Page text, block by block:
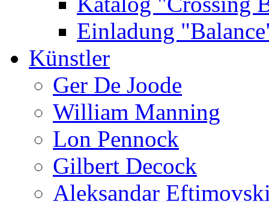
Einladung
Künstler
Ger De Joode
William Manning
Lon Pennock
Gilbert Decock
Aleksandar